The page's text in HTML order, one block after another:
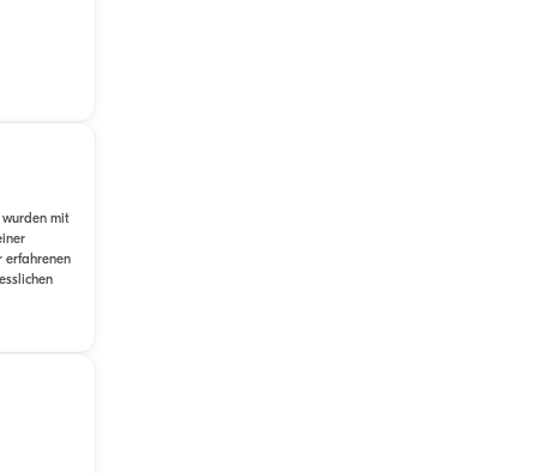
mit
erfahrenen